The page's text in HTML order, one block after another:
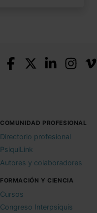
COMUNIDAD PROFESIONAL
Directorio profesional
PsiquiLink
Autores y colaboradores
FORMACIÓN Y CIENCIA
Cursos
Congreso Interpsiquis